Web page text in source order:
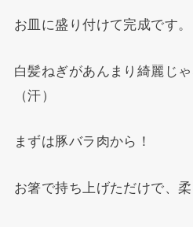
お皿に盛り付けて完成です。
白髪ねぎがあんまり綺麗じ
（汗）
まずは豚バラ肉から！
お箸で持ち上げただけで、柔